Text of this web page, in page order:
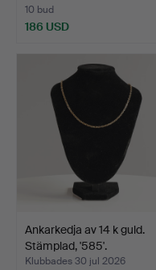
10 bud
186 USD
Ankarkedja av 14 k guld.
Stämplad, '585'.
Klubbades 30 jul 2026